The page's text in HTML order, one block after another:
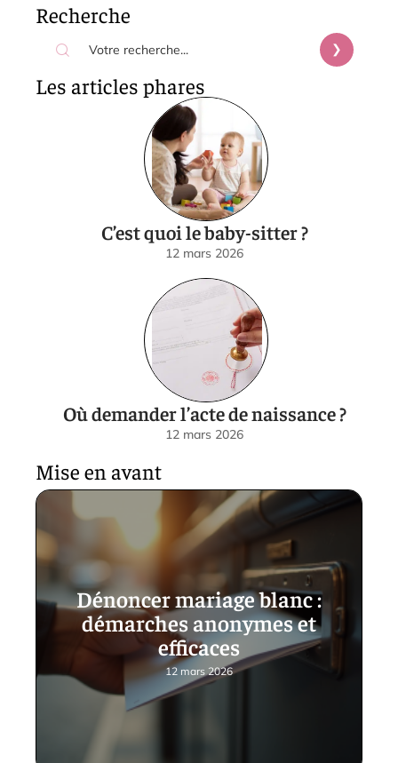
Recherche
Les articles phares
C’est quoi le baby-sitter ?
12 mars 2026
Où demander l’acte de naissance ?
12 mars 2026
Mise en avant
Dénoncer mariage blanc :
démarches anonymes et
efficaces
12 mars 2026